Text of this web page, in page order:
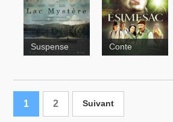
Anna
Lac
mystère
Suspense Conte
1 2 Suivant